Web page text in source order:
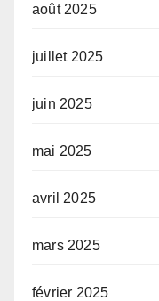
août 2025
juillet 2025
juin 2025
mai 2025
avril 2025
mars 2025
février 2025